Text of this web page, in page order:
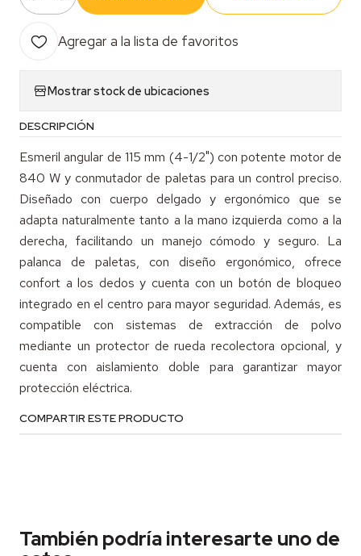
Cantidad
Agregar a la lista de favoritos
Mostrar stock de ubicaciones
DESCRIPCIÓN
Esmeril angular de 115 mm (4-1/2") con potente motor de
840 W y conmutador de paletas para un control preciso.
Diseñado con cuerpo delgado y ergonómico que se
adapta naturalmente tanto a la mano izquierda como a la
derecha, facilitando un manejo cómodo y seguro. La
palanca de paletas, con diseño ergonómico, ofrece
confort a los dedos y cuenta con un botón de bloqueo
integrado en el centro para mayor seguridad. Además, es
compatible con sistemas de extracción de polvo
mediante un protector de rueda recolectora opcional, y
cuenta con aislamiento doble para garantizar mayor
protección eléctrica.
COMPARTIR ESTE PRODUCTO
También podría interesarte uno de